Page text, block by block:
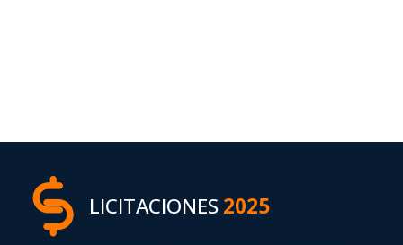
LICITACIONES2025